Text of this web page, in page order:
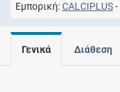
Εμπορική CALCIPLUS
Γενικά Διάθεση